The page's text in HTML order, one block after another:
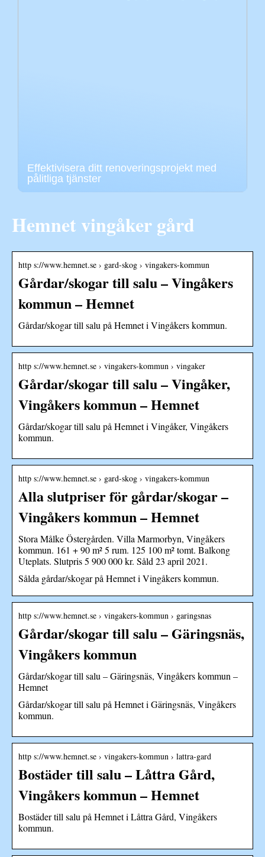
Effektivisera ditt renoveringsprojekt med
pålitliga tjänster
Hemnet vingåker gård
http s://www.hemnet.se › gard-skog › vingakers-kommun
Gårdar/skogar till salu – Vingåkers
kommun – Hemnet
Gårdar/skogar till salu på Hemnet i Vingåkers kommun.
http s://www.hemnet.se › vingakers-kommun › vingaker
Gårdar/skogar till salu – Vingåker,
Vingåkers kommun – Hemnet
Gårdar/skogar till salu på Hemnet i Vingåker, Vingåkers
kommun.
http s://www.hemnet.se › gard-skog › vingakers-kommun
Alla slutpriser för gårdar/skogar –
Vingåkers kommun – Hemnet
Stora Målke Östergården. Villa Marmorbyn, Vingåkers
kommun. 161 + 90 m² 5 rum. 125 100 m² tomt. Balkong
Uteplats. Slutpris 5 900 000 kr. Såld 23 april 2021.
Sålda gårdar/skogar på Hemnet i Vingåkers kommun.
http s://www.hemnet.se › vingakers-kommun › garingsnas
Gårdar/skogar till salu – Gäringsnäs,
Vingåkers kommun
Gårdar/skogar till salu – Gäringsnäs, Vingåkers kommun –
Hemnet
Gårdar/skogar till salu på Hemnet i Gäringsnäs, Vingåkers
kommun.
http s://www.hemnet.se › vingakers-kommun › lattra-gard
Bostäder till salu – Låttra Gård,
Vingåkers kommun – Hemnet
Bostäder till salu på Hemnet i Låttra Gård, Vingåkers
kommun.